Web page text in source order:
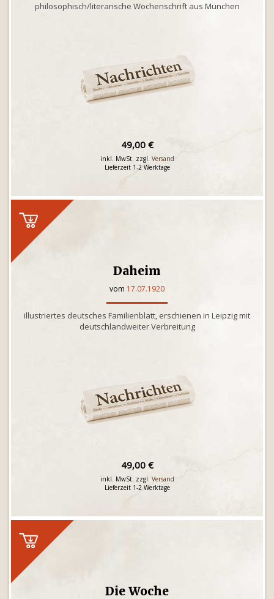
philosophisch/literarische Wochenschrift aus München
49,00 €
inkl. MwSt. zzgl. Versand
Lieferzeit 1-2 Werktage
Daheim
vom 17.07.1920
illustriertes deutsches Familienblatt, erschienen in Leipzig mit
deutschlandweiter Verbreitung
49,00 €
inkl. MwSt. zzgl. Versand
Lieferzeit 1-2 Werktage
Die Woche